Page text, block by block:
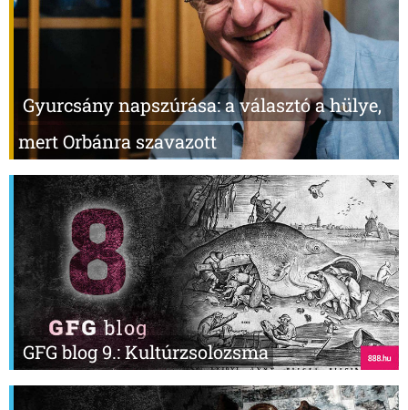
Gyurcsány napszúrása: a választó a hülye,
mert Orbánra szavazott
GFG blog 9.: Kultúrzsolozsma